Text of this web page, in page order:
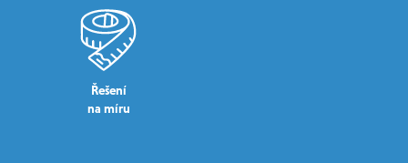
Řešení
na míru